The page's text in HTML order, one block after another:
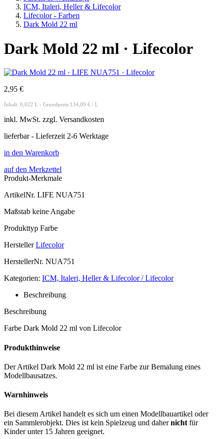
ICM, Italeri, Heller & Lifecolor
Lifecolor - Farben
Dark Mold 22 ml
Dark Mold 22 ml · Lifecolor
2,95 €
Inhalt: 0,022 L - Grundpreis:134,09 € / L
inkl. MwSt. zzgl. Versandkosten
lieferbar - Lieferzeit 2-6 Werktage
in den Warenkorb
auf den Merkzettel
Produkt-Merkmale
ArtikelNr. LIFE NUA751
Maßstab keine Angabe
Produkttyp Farbe
Hersteller Lifecolor
HerstellerNr. NUA751
Kategorien: ICM, Italeri, Heller & Lifecolor / Lifecolor
Beschreibung
Beschreibung
Farbe Dark Mold 22 ml von Lifecolor
Produkthinweise
Der Artikel Dark Mold 22 ml ist eine Farbe zur Bemalung eines
Modellbausatzes.
Warnhinweis
Bei diesem Artikel handelt es sich um einen Modellbauartikel oder
ein Sammlerobjekt. Dies ist kein Spielzeug und dahernicht für
Kinder unter 15 Jahren geeignet.